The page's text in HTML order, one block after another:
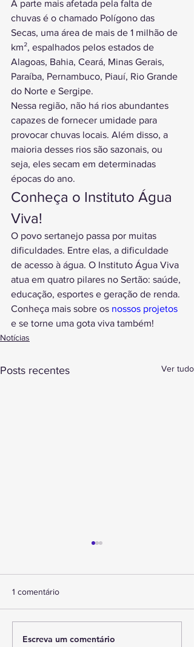
A parte mais afetada pela falta de
chuvas é o chamado Polígono das
Secas, uma área de mais de 1 milhão de
km², espalhados pelos estados de
Alagoas, Bahia, Ceará, Minas Gerais,
Paraíba, Pernambuco, Piauí, Rio Grande
do Norte e Sergipe.
Nessa região, não há rios abundantes
capazes de fornecer umidade para
provocar chuvas locais. Além disso, a
maioria desses rios são sazonais, ou
seja, eles secam em determinadas
épocas do ano.
Conheça o Instituto Água
Viva!
O povo sertanejo passa por muitas
dificuldades. Entre elas, a dificuldade
de acesso à água. O Instituto Água Viva
atua em quatro pilares no Sertão: saúde,
educação, esportes e geração de renda.
Conheça mais sobre os nossos projetos
e se torne uma gota viva também!
Notícias
Posts recentes Ver tudo
Aulas de inglês em
1 comentário
Escreva um comentário